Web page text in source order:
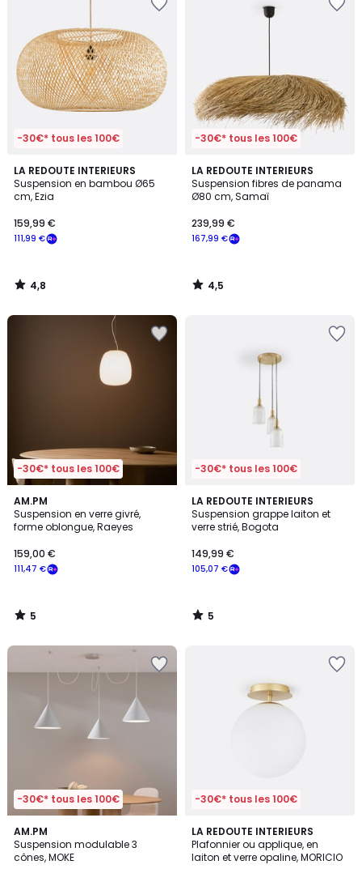
-30€* tous les 100€
LA REDOUTE INTERIEURS
Suspension en bambou Ø65
cm, Ezia
111,99 €
159,99 €
4,8
/ 5
4,8
/
-30€* tous les 100€
LA REDOUTE INTERIEURS
Suspension fibres de panama
Ø80 cm, Samaï
167,99 €
239,99 €
4,5
/ 5
4,5
/
-30€* tous les 100€
AM.PM
Suspension en verre givré,
forme oblongue, Raeyes
111,47 €
159,00 €
5
/
5
5
/
-30€* tous les 100€
LA REDOUTE INTERIEURS
Suspension grappe laiton et
verre strié, Bogota
105,07 €
149,99 €
5
/
5
5
/
-30€* tous les 100€
AM.PM
Suspension modulable 3
cônes, MOKE
2
Couleurs
-30€* tous les 100€
LA REDOUTE INTERIEURS
Plafonnier ou applique, en
laiton et verre opaline, MORICIO
4,5
/ 5